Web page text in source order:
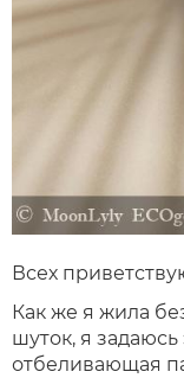
Всех
Как же я жила
шуток, я
отбеливающая